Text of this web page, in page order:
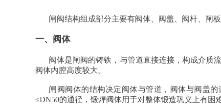
闸阀结构组成部分主要有阀体、阀盖、阀杆、闸
一、阀体
阀体是闸阀的铸铁，与管道直接连接，构成介质
阀体内腔高度较大。
闸阀阀体的结构决定阀体与管道 ，阀体与阀盖
≤DN50的通径，锻焊阀体用于对整体锻造巩义上有困